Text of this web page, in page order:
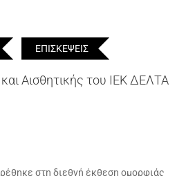
ΕΠΙΣΚΕΨΕΙΣ
Αισθητικής του ΙΕΚ ΔΕΛΤΑ
στη διεθνή έκθεση ομορφιάς